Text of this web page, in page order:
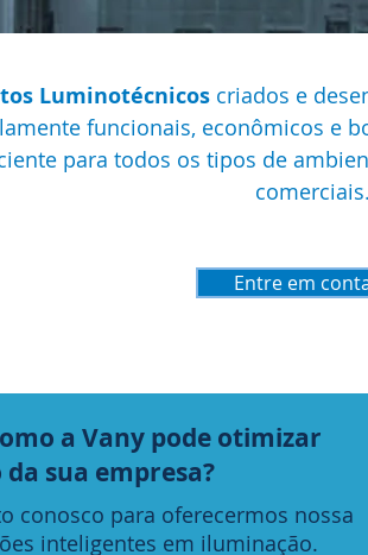
Luminotécnicos criados e
funcionais, econômicos e
para todos os tipos de
comerciais.
Entre em
a Vany pode otimizar
sua empresa?
conosco para oferecermos nossa
inteligentes em iluminação.